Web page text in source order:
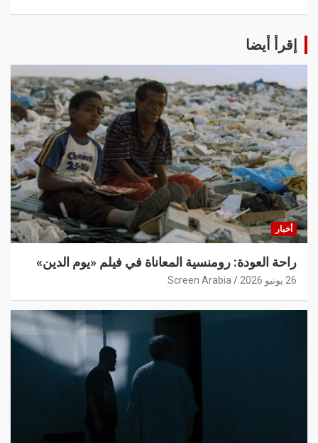
إقرأ أيضا
أخبار
راحة العودة: رومنسية المعاناة في فيلم «يوم الدين»
26 يونيو 2026 Screen Arabia